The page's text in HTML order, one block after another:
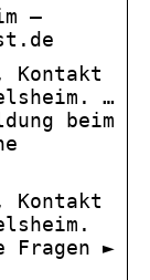
–
Kontakt
…
beim
Kontakt
Fragen ►